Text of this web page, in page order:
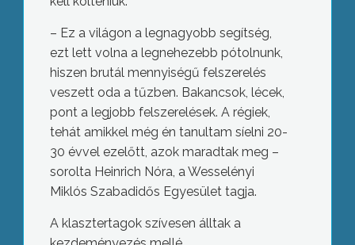
– Ez a világon a legnagyobb segítség,
ezt lett volna a legnehezebb pótolnunk,
hiszen brutál mennyiségű felszerelés
veszett oda a tűzben. Bakancsok, lécek,
pont a legjobb felszerelések. A régiek,
tehát amikkel még én tanultam síelni 20-
30 évvel ezelőtt, azok maradtak meg –
sorolta Heinrich Nóra, a Wesselényi
Miklós Szabadidős Egyesület tagja.
A klasztertagok szívesen álltak a